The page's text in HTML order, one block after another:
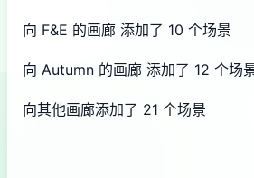
向 F&E 的画廊 添加了 10 个场景
向 Autumn 的画廊 添加了 12 个场
向其他画廊添加了 21 个场景